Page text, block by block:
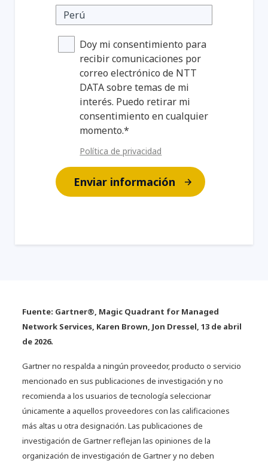
Doy mi consentimiento para
recibir comunicaciones por
correo electrónico de NTT
DATA sobre temas de mi
interés. Puedo retirar mi
consentimiento en cualquier
momento.*
Política de privacidad
Enviar información
Fuente: Gartner®, Magic Quadrant for Managed
Network Services, Karen Brown, Jon Dressel, 13 de abril
de 2026.
Gartner no respalda a ningún proveedor, producto o servicio
mencionado en sus publicaciones de investigación y no
recomienda a los usuarios de tecnología seleccionar
únicamente a aquellos proveedores con las calificaciones
más altas u otra designación. Las publicaciones de
investigación de Gartner reflejan las opiniones de la
organización de investigación de Gartner y no deben